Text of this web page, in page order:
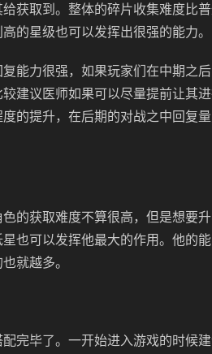
获取到。整体的碎片收集难度比
的星级也可以发挥出很强的能力。
能力很强，如果玩家们在中期之
建议医师如果可以尽量提前让其
的提升，在后期的对战之中回复
的获取难度不算很高，但是想要
也可以发挥他最大的作用。他的
就越多。
完毕了。一开始进入游戏的时候